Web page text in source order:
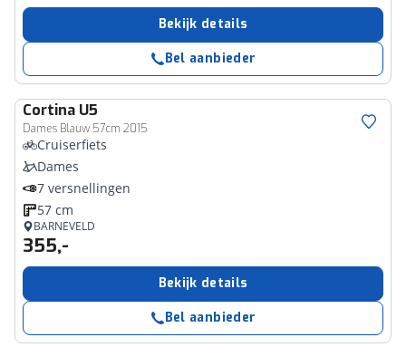
Bekijk details
Bel aanbieder
Cortina U5
Dames Blauw 57cm 2015
Cruiserfiets
Dames
7 versnellingen
57 cm
BARNEVELD
355,-
Bekijk details
Bel aanbieder